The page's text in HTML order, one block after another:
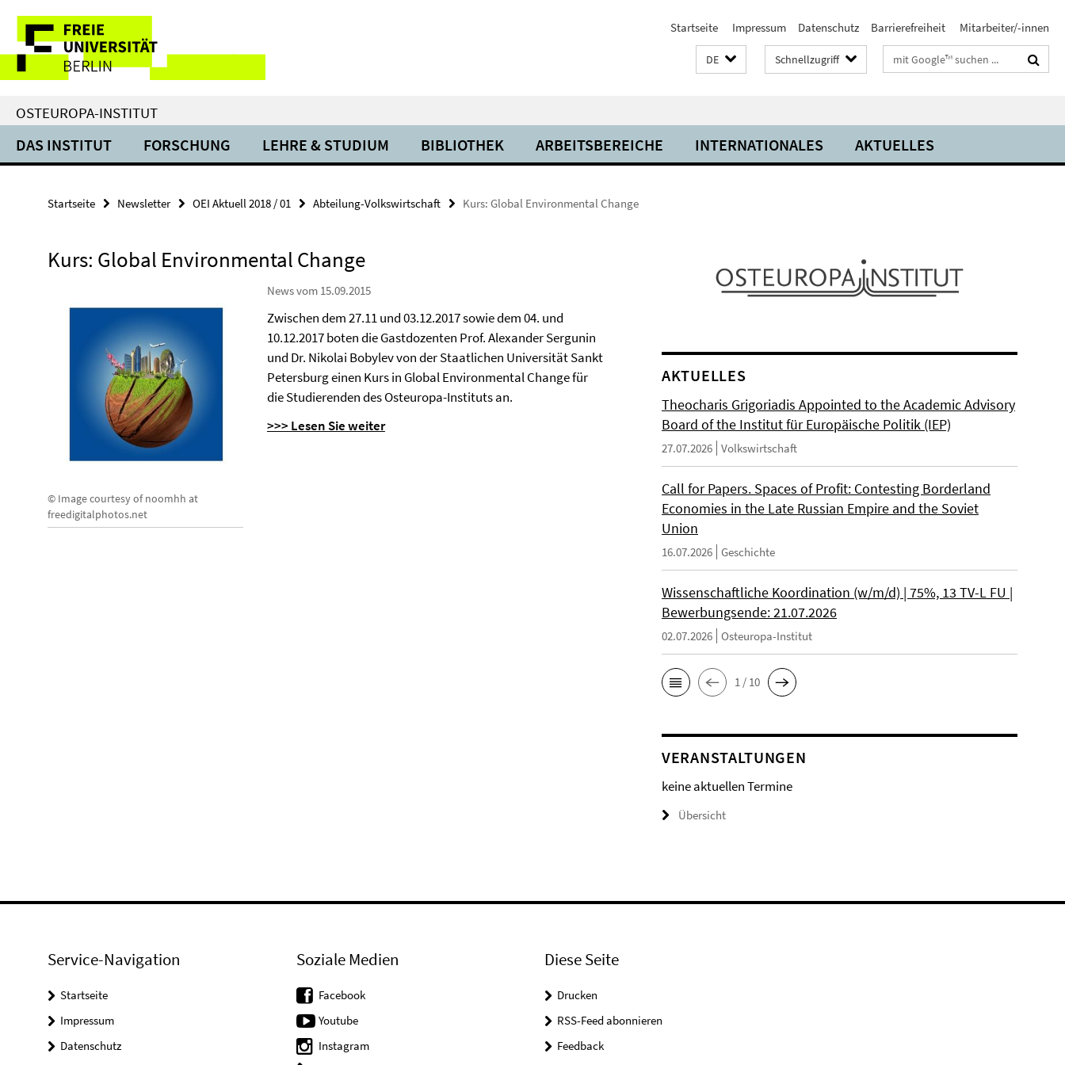
direkt
Inhalt
Service-
Navigation
Startseite Impressum Datenschutz Barrierefreiheit Mitarbeiter/-innen
DE Schnellzugriff Suchbegriffe
OSTEUROPA-INSTITUT
DAS INSTITUT FORSCHUNG LEHRE & STUDIUM BIBLIOTHEK ARBEITSBEREICHE INTERNATIONALES AKTUELLES
Startseite Newsletter OEI Aktuell 2018 / 01 Abteilung-Volkswirtschaft Kurs: Global Environmental Change
Kurs: Global Environmental Change
© Image courtesy of noomhh at
freedigitalphotos.net
News vom 15.09.2015
Zwischen dem 27.11 und 03.12.2017 sowie dem 04. und
10.12.2017 boten die Gastdozenten Prof. Alexander Sergunin
und Dr. Nikolai Bobylev von der Staatlichen Universität Sankt
Petersburg einen Kurs in Global Environmental Change für
die Studierenden des Osteuropa-Instituts an.
>>> Lesen Sie weiter
AKTUELLES
Theocharis Grigoriadis Appointed to the Academic Advisory
Board of the Institut für Europäische Politik (IEP)
27.07.2026 Volkswirtschaft
Call for Papers. Spaces of Profit: Contesting Borderland
Economies in the Late Russian Empire and the Soviet
Union
16.07.2026 Geschichte
Wissenschaftliche Koordination (w/m/d) | 75%, 13 TV-L FU |
Bewerbungsende: 21.07.2026
02.07.2026 Osteuropa-Institut
1 / 10
VERANSTALTUNGEN
keine aktuellen Termine
Übersicht
Service-Navigation
Startseite
Impressum
Datenschutz
Soziale Medien
Facebook
Youtube
Instagram
Diese Seite
Drucken
RSS-Feed abonnieren
Feedback